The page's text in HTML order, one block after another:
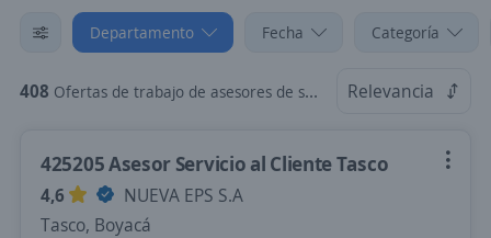
Departamento Fecha Categoría
408 Ofertas de trabajo de asesores de servicio en Boyacá Relevancia
425205 Asesor Servicio al Cliente Tasco
4,6
NUEVA EPS S.A
Tasco, Boyacá